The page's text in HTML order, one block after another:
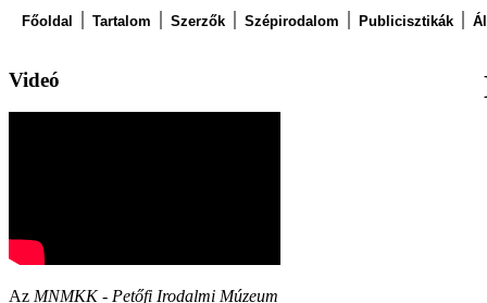
Főoldal Tartalom Szerzők Szépirodalom Publicisztikák
Videó
Az MNMKK - Petőfi Irodalmi Múzeum